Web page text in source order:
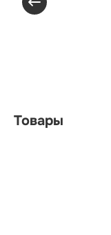
Товары